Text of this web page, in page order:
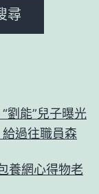
尋
劉能”兒子曝光
過往職員森
養網心得物老